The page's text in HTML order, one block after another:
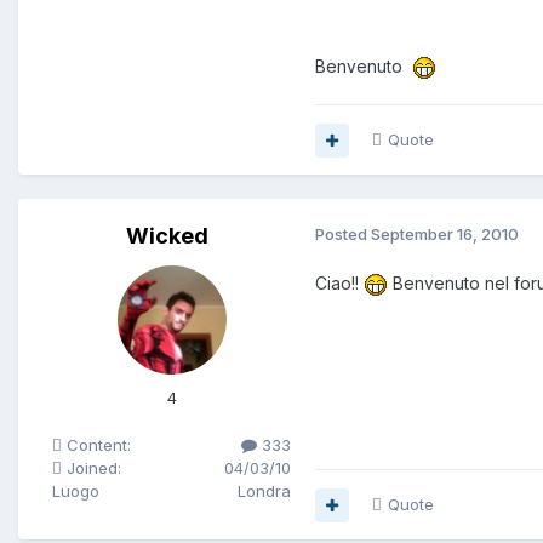
Benvenuto
Quote
Wicked
4
Content:
333
Joined:
04/03/10
Luogo
Londra
Posted September 16, 2010
Ciao!! Benvenuto nel
Quote